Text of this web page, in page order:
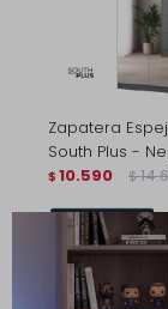
Zapatera
South Plus -
$ 10.590 $